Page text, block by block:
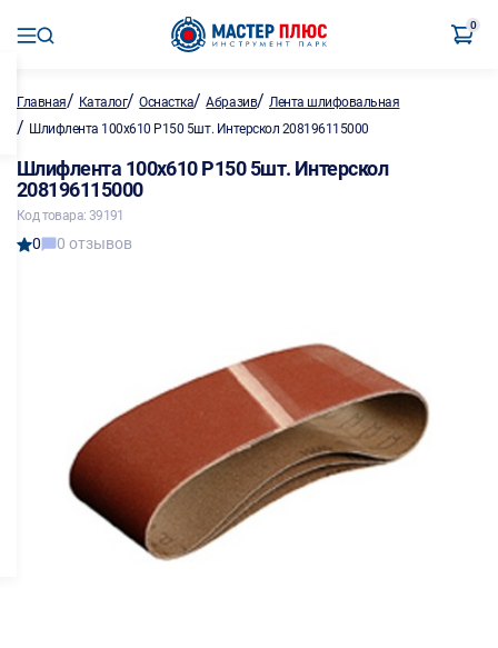
0
Главная/ Каталог/Оснастка/Абразив/Лента шлифовальная
/ Шлифлента 100х610 P150 5шт. Интерскол 208196115000
Шлифлента 100х610 P150 5шт. Интерскол
208196115000
Код товара: 39191
0 0 отзывов